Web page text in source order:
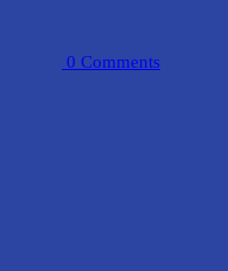
0 Comments